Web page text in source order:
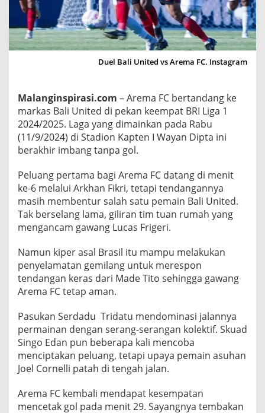
a
l
i
U
n
e
d
u
c
a
s
F
r
g
e
r
a
m
p
B
r
Duel Bali United vs Arema FC. Instagram
Malanginspirasi.com – Arema FC bertandang ke
markas Bali United di pekan keempat BRI Liga 1
2024/2025. Laga yang dimainkan pada Rabu
(11/9/2024) di Stadion Kapten I Wayan Dipta ini
berakhir imbang tanpa gol.
Peluang pertama bagi Arema FC datang di menit
ke-6 melalui Arkhan Fikri, tetapi tendangannya
masih membentur salah satu pemain Bali United.
Tak berselang lama, giliran tim tuan rumah yang
mengancam gawang Lucas Frigeri.
Namun kiper asal Brasil itu mampu melakukan
penyelamatan gemilang untuk merespon
tendangan keras dari Made Tito sehingga gawang
Arema FC tetap aman.
Pasukan Serdadu Tridatu mendominasi jalannya
permainan dengan serang-serangan kolektif. Skuad
Singo Edan pun beberapa kali mencoba
menciptakan peluang, tetapi upaya pemain asuhan
Joel Cornelli patah di tengah jalan.
Arema FC kembali mendapat kesempatan
mencetak gol pada menit 29. Sayangnya tembakan